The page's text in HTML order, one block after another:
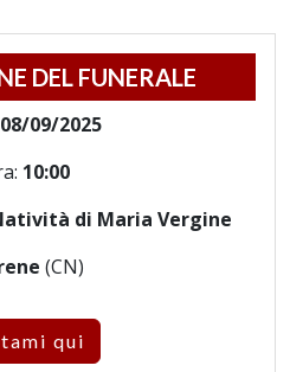
DEL FUNERALE
08/09/2025
10:00
di Maria Vergine
(CN)
qui